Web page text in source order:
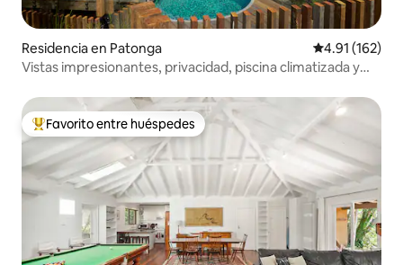
Residencia en Patonga Calificación
4.91 (162)
Vistas impresionantes, privacidad, piscina climatizada y
De los mejores en Favorito entre huéspedes
Favorito entre huéspedes